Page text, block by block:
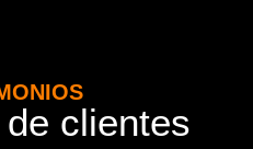
clientes